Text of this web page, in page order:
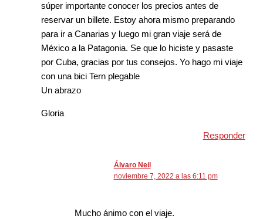
súper importante conocer los precios antes de
reservar un billete. Estoy ahora mismo preparando
para ir a Canarias y luego mi gran viaje será de
México a la Patagonia. Se que lo hiciste y pasaste
por Cuba, gracias por tus consejos. Yo hago mi viaje
con una bici Tern plegable
Un abrazo
Gloria
Responder
Álvaro Neil
noviembre 7, 2022 a las 6:11 pm
Mucho ánimo con el viaje.